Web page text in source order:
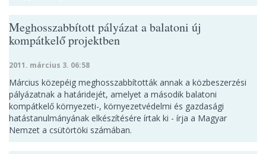
Meghosszabbított pályázat a balatoni új
kompátkelő projektben
2011. március 3. 06:58
Március közepéig meghosszabbították annak a közbeszerzési
pályázatnak a határidejét, amelyet a második balatoni
kompátkelő környezeti-, környezetvédelmi és gazdasági
hatástanulmányának elkészítésére írtak ki - írja a Magyar
Nemzet a csütörtöki számában.